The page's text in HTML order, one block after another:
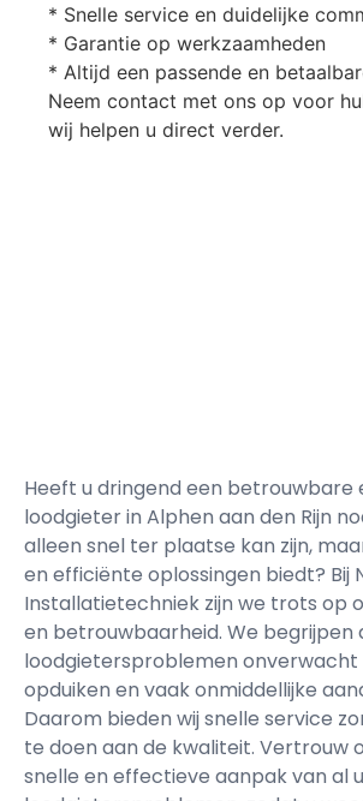
* Snelle service en duidelijke
* Garantie op werkzaamheden
* Altijd een passende en
Neem contact met ons op voor
wij helpen u direct verder.
Heeft u dringend een betrouwbare
loodgieter in Alphen aan den Rijn
alleen snel ter plaatse kan zijn,
en efficiënte oplossingen biedt? Bij
Installatietechniek zijn we trots op
en betrouwbaarheid. We begrijpen
loodgietersproblemen onverwacht
opduiken en vaak onmiddellijke
Daarom bieden wij snelle service
te doen aan de kwaliteit. Vertrouw
snelle en effectieve aanpak van al